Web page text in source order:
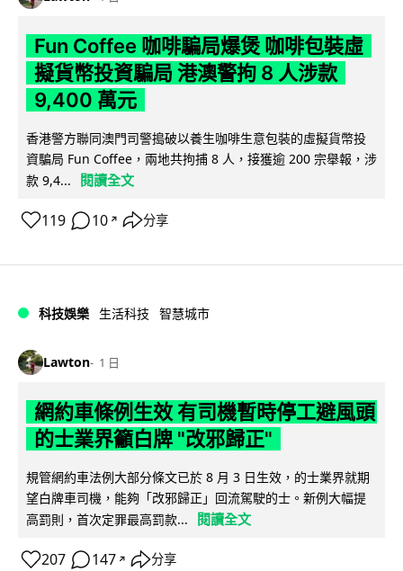
Fun Coffee 咖啡騙局爆煲 咖啡包裝虛
擬貨幣投資騙局 港澳警拘 8 人涉款
9,400 萬元
香港警方聯同澳門司警搗破以養生咖啡生意包裝的虛擬貨幣投
資騙局 Fun Coffee，兩地共拘捕 8 人，接獲逾 200 宗舉報，涉
款 9,4...
閱讀全文
119 10 ↗ 分享
科技娛樂 生活科技 智慧城市
Lawton 1 日
網約車條例生效 有司機暫時停工避風頭
的士業界籲白牌 "改邪歸正"
規管網約車法例大部分條文已於 8 月 3 日生效，的士業界就期
望白牌車司機，能夠「改邪歸正」回流駕駛的士。新例大幅提
高罰則，首次定罪最高罰款...
閱讀全文
207 147 ↗ 分享